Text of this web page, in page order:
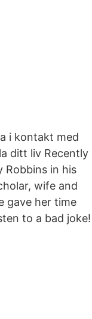
i kontakt med
ditt liv Recently
Robbins in his
wife and
gave her time
to a bad joke!